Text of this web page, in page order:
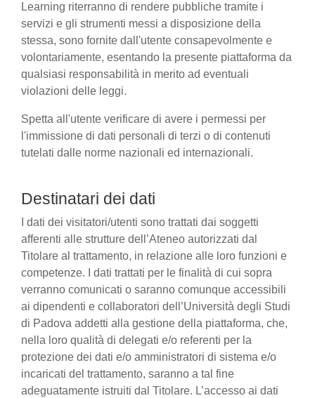
Learning riterranno di rendere pubbliche tramite i
servizi e gli strumenti messi a disposizione della
stessa, sono fornite dall'utente consapevolmente e
volontariamente, esentando la presente piattaforma da
qualsiasi responsabilità in merito ad eventuali
violazioni delle leggi.
Spetta all'utente verificare di avere i permessi per
l'immissione di dati personali di terzi o di contenuti
tutelati dalle norme nazionali ed internazionali.
Destinatari dei dati
I dati dei visitatori/utenti sono trattati dai soggetti
afferenti alle strutture dell’Ateneo autorizzati dal
Titolare al trattamento, in relazione alle loro funzioni e
competenze. I dati trattati per le finalità di cui sopra
verranno comunicati o saranno comunque accessibili
ai dipendenti e collaboratori dell’Università degli Studi
di Padova addetti alla gestione della piattaforma, che,
nella loro qualità di delegati e/o referenti per la
protezione dei dati e/o amministratori di sistema e/o
incaricati del trattamento, saranno a tal fine
adeguatamente istruiti dal Titolare. L’accesso ai dati